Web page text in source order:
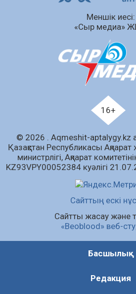
Қазақстандықтардың
Құрылтай үшін дауыс беруге
Мектептен – Ұлттық ұлан
Ағза донорлығы бойынша
түсіндіру жұмыстары
Трансплантациялық
донорлық процесті
тақырыбында семинар
Шағымнан кейін Kazakhstan
құрамы тексерілді:
04.08.2026
Барлық
Меншік иесі:
«Сыр медиа»
16+
© 2026 . Аqmeshit-aptalygy.kz
Қазақстан Республикасы
министрлігі, Ақпарат
KZ93VPY00052384 куәлігі
Сайттың ескі
Сайтты жасау және
«Beoblood» веб-
Басшылық
Редакция